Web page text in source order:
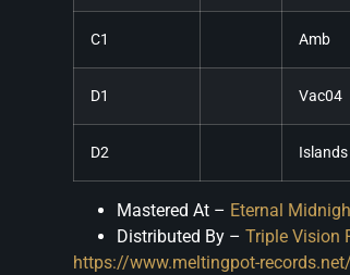
C1 Amb
D1 Vac04
D2 Islands
Mastered At – Eternal
Distributed By –Triple Vision
https://www.meltingpot-